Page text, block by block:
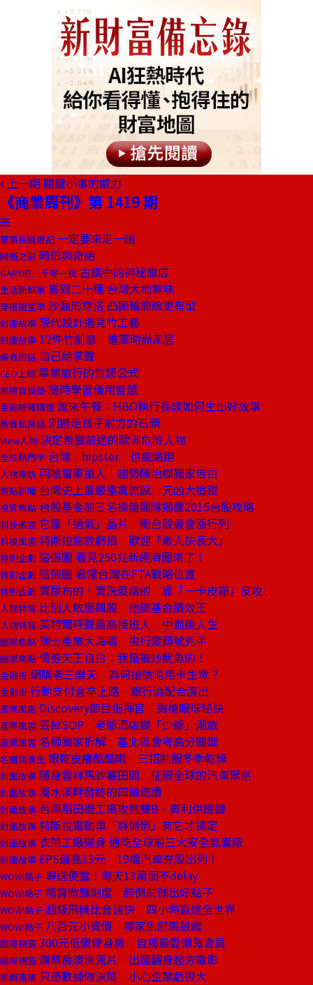
上一期 關鍵小事的威力
《商業周刊》第 1419 期
董事長嬉遊記 一定要來走一趟
開瓶之前 畸形與奇葩
GARY的一千零一夜 古鎮中的神秘旅店
生活新鮮事 嘗到二十種 台灣大地鮮味
穿搭隨堂學 沙漏形穿搭 凸顯輪廓線更有型
封面故事 現代設計遇見竹工藝
封面故事 12件竹創意 進軍時尚家居
編者的話 自己給掌聲
CEO上線 畢業旅行的荒謬公式
商場自慢塾 隨時學習備用智慧
金融時報精選 誰來午餐：HBO執行長談如何生出好故事
教養私房話 別搬走孩子前方的石頭
View人物 決定希臘前途的歐洲危險人物
全球熱門字 台灣 hipster 也瘋路跑
人物專訪 回嗆雷軍搶人 趨勢陳怡樺獨家告白
焦點新聞 台灣史上最嚴重禽流感 元凶大追蹤
投資焦點 台股基金前三名操盤團隊揭露2015台股攻略
科技風雲 它靠「過氣」晶片 衝台股最會漲行列
科技風雲 特斯拉急救虧損 歡迎「敵人快長大」
特別企劃 這張圖 看見250兆新經濟圈來了！
特別企劃 這張圖 看懂台灣在FTA戰略位置
特別企劃 賣尿布的、賣洗髮精的 靠「一卡皮箱」反攻
人物特寫 比別人敢壓飆股 他變基金績效王
人物特寫 英特爾呼聲最高接班人 中風後人生
國際焦點 瑞士產業大海嘯 央行變頭號兇手
國際焦點 債券天王自白：我是被炒魷魚的！
金融街 網購老三樂天 為何搶做信用卡生意？
金融街 行動支付倉卒上路 銀行淪配合演出
產業風雲 Discovery節目指揮官 揭搶眼球秘訣
產業風雲 丟掉SOP 老爺酒店變「少爺」潮旅
產業風雲 名師獨家拆解 基北區會考高分關鍵
名醫談養生 眼乾皮癢酷酷嗽 三招制服冬季乾燥
封面故事 隱身雲林馬鈴薯田間 征服全球的汽車聚落
封面故事 濁水溪畔發跡的四輪奇蹟
封面故事 台南稻田邊工廠攻進雙B、賓利供應鏈
封面故事 特斯拉電動車「靜悄悄」有它才搞定
封面故事 衣架工廠變身 通吃全球前三大安全氣囊廠
封面故事 EPS最高13元 19檔汽車夯股出列！
WOW!點子 專送便當！每天13萬個不delay
WOW!點子 精算微醺刻度 醉倒前蹦出好點子
WOW!點子 超級飛機比音速快 四小時直達全世界
WOW!點子 八百元小資價 專家到府馬殺雞
國際視窗 300元低價健身房 自揭最愛懶鬼會員
國際視窗 爛票房澳洲鬼片 出國翻身超夯電影
商周書摘 只憑數據做決策 小心企業虧很大